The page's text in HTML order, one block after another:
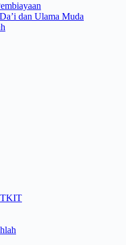
dan Ulama Muda
TKIT